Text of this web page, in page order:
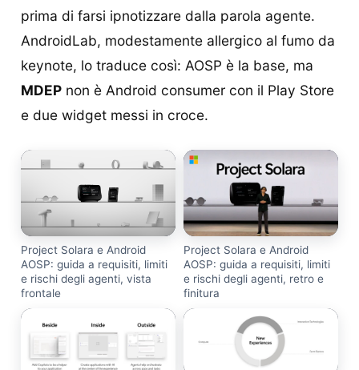
prima di farsi ipnotizzare dalla parola agente.
AndroidLab, modestamente allergico al fumo da
keynote, lo traduce così: AOSP è la base, ma
MDEP non è Android consumer con il Play Store
e due widget messi in croce.
Project Solara e Android
AOSP: guida a requisiti, limiti
e rischi degli agenti, vista
frontale
Project Solara e Android
AOSP: guida a requisiti, limiti
e rischi degli agenti, retro e
finitura